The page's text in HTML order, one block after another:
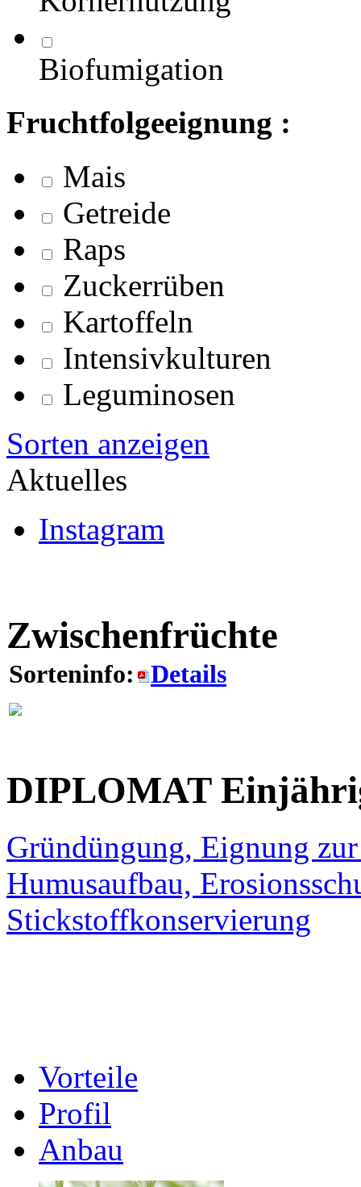
Biofumigation
Fruchtfolgeeignung :
Mais
Getreide
Raps
Zuckerrüben
Kartoffeln
Intensivkulturen
Leguminosen
Sorten anzeigen
Aktuelles
Instagram
Zwischenfrüchte
Sorteninfo: Details
DIPLOMAT
Gründüngung, Eignung
Humusaufbau,
Stickstoffkonservierung
Vorteile
Profil
Anbau